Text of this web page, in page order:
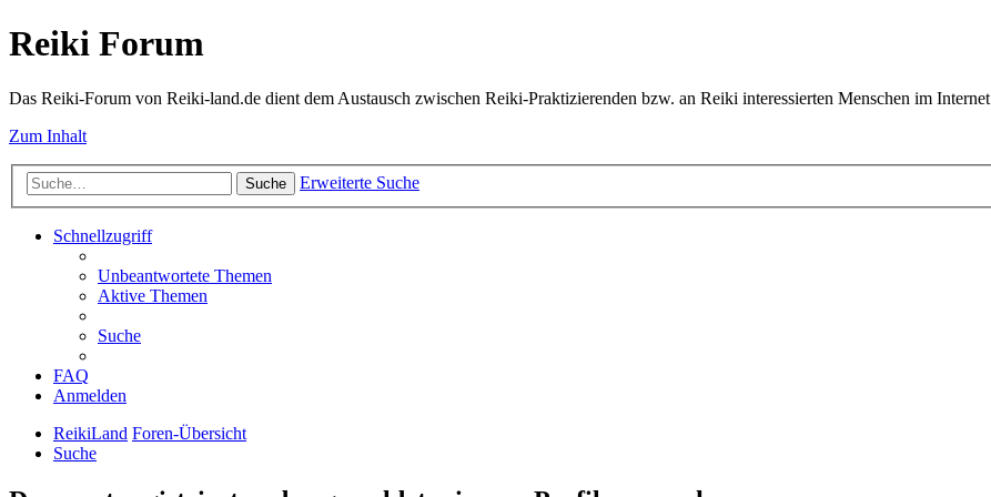
Reiki Forum
Das Reiki-Forum von Reiki-land.de dient dem Austausch zwischen Reiki-Praktizierenden bzw. an Reiki interessierten Menschen im Internet
Zum Inhalt
Suche Erweiterte Suche
Schnellzugriff
Unbeantwortete Themen
Aktive Themen
Suche
FAQ
Anmelden
ReikiLand Foren-Übersicht
Suche